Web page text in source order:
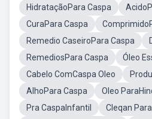
HidrataçãoPara Caspa
CuraPara Caspa
Remedio CaseiroPara Caspa
RemediosPara Caspa
Óleo
Cabelo ComCaspa Oleo
AlhoPara Caspa
Oleo
Pra CaspaInfantil
Cleqan